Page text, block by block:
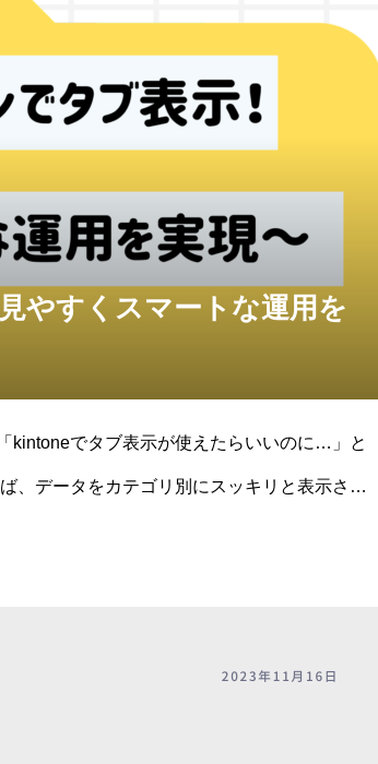
やすくスマートな運用を
kintoneでタブ表示が使えたらいいのに…」と
、データをカテゴリ別にスッキリと表示させ